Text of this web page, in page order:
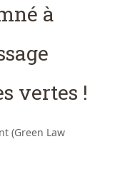
à
vertes !
(Green Law